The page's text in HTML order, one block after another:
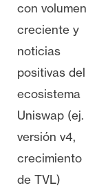
con volumen
creciente y
noticias
positivas del
ecosistema
Uniswap (ej.
versión v4,
crecimiento
de TVL)